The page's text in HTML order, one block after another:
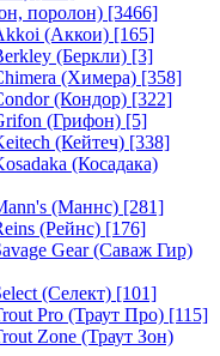
поролон) [3466]
(Аккои) [165]
(Беркли) [3]
(Химера) [358]
(Кондор) [322]
(Грифон) [5]
(Кейтеч) [338]
(Косадака)
(Маннс) [281]
(Рейнс) [176]
Gear (Саваж Гир)
(Селект) [101]
Pro (Траут Про) [115]
Zone (Траут Зон)